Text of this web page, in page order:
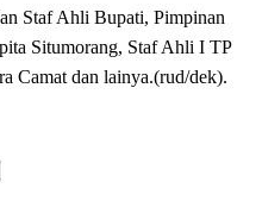
Staf Ahli Bupati, Pimpinan
Situmorang, Staf Ahli I TP
Camat dan lainya.(rud/dek).